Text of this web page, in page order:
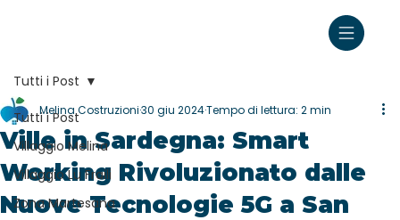
Tutti i Post
Villaggio Melina
Villaggio Lu Fraili
Zona Martesana
Tutti i Post
Ville in Sardegna: Smart
Working Rivoluzionato dalle
Nuove Tecnologie 5G a San
Melina Costruzioni30 giu 2024Tempo di lettura: 2 min